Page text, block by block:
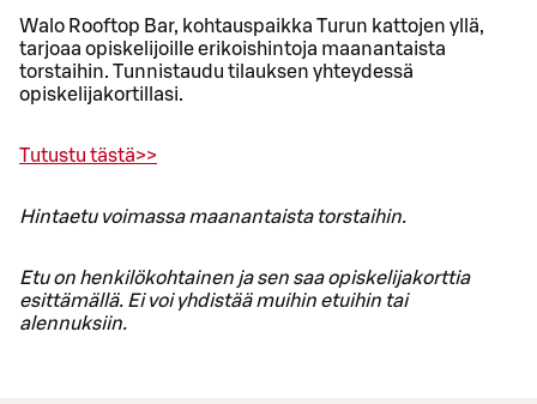
Walo Rooftop Bar, kohtauspaikka Turun kattojen yllä,
tarjoaa opiskelijoille erikoishintoja maanantaista
torstaihin. Tunnistaudu tilauksen yhteydessä
opiskelijakortillasi.
Tutustu tästä>>
Hintaetu voimassa maanantaista torstaihin.
Etu on henkilökohtainen ja sen saa opiskelijakorttia
esittämällä. Ei voi yhdistää muihin etuihin tai
alennuksiin.